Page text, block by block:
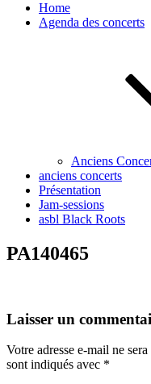
Home
Agenda des concerts
Anciens
anciens concerts
Présentation
Jam-sessions
asbl Black Roots
PA140465
Laisser un
Votre adresse e-mail ne
sont indiqués avec *